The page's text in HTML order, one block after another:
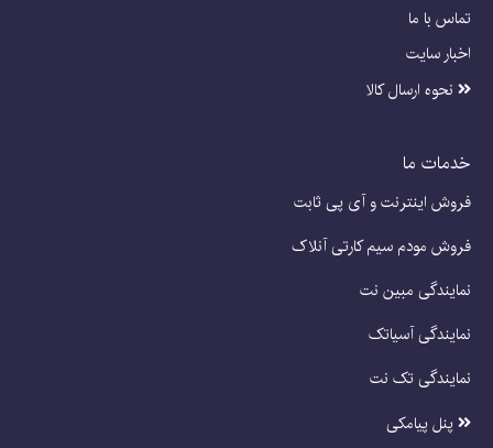
تماس با ما
اخبار سایت
نحوه ارسال کالا
خدمات ما
فروش اینترنت و آی پی ثابت
فروش مودم سیم کارتی آنلاک
نمایندگی مبین نت
نمایندگی آسیاتک
نمایندگی تک نت
پنل پیامکی